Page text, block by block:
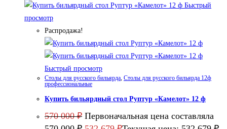
Быстрый
просмотр
Распродажа!
Быстрый просмотр
Столы для русского бильярда Столы для русского бильярда 12ф
профессиональные
Купить бильярдный стол Руптур «Камелот» 12 ф
570 000₽ Первоначальная цена составляла